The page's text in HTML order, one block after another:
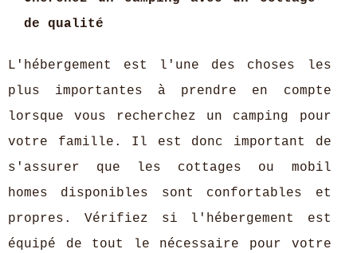
de qualité
L'hébergement est l'une des choses les
plus importantes à prendre en compte
lorsque vous recherchez un camping pour
votre famille. Il est donc important de
s'assurer que les cottages ou mobil
homes disponibles sont confortables et
propres. Vérifiez si l'hébergement est
équipé de tout le nécessaire pour votre